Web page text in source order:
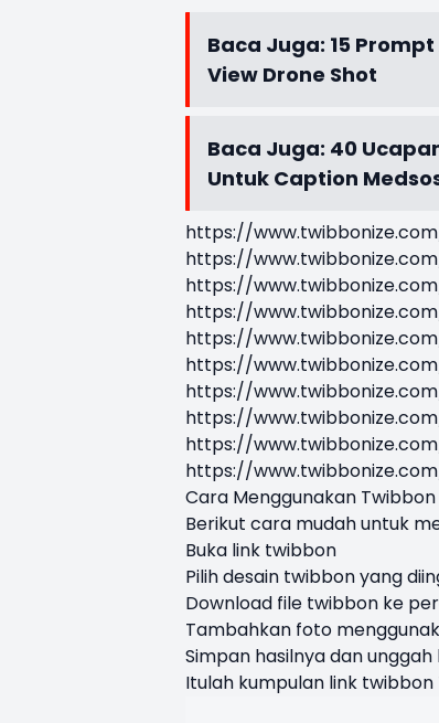
Baca Juga: 15
View Drone Shot
Baca Juga: 40
Untuk Caption
https://
https://
https://
https://
https://
https://
https://
https://
https://
https://
Cara Menggunakan Twibbon
Berikut cara mudah untuk
Buka link twibbon
Pilih desain twibbon yang
Download file twibbon ke
Tambahkan foto
Simpan hasilnya dan unggah
Itulah kumpulan link twibbon